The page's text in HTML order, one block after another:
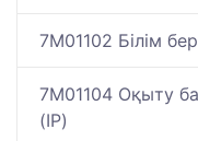
7M01102 Білім
7M01104 Оқыту
(IP)